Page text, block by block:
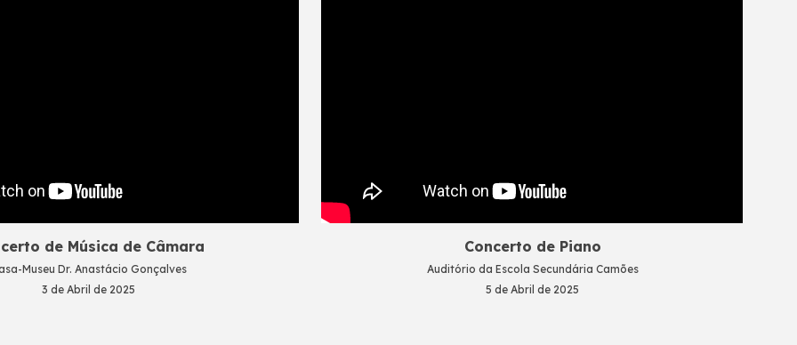
de Música de Câmara
Museu Dr. Anastácio Gonçalves
3 de Abril de 2025
Concerto dePiano
Auditório da Escola Secundária Camões
5 de Abril de 2025